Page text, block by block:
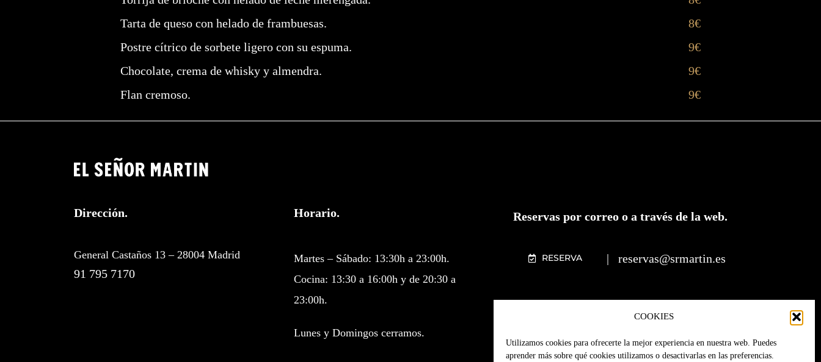
COOKIES
Utilizamos cookies para ofrecerte la mejor experiencia en nuestra web. Puedes
aprender más sobre qué cookies utilizamos o desactivarlas en las preferencias.
Tarta de queso con helado de frambuesas.
8€
Postre cítrico de sorbete ligero con su espuma.
9€
Chocolate, crema de whisky y almendra.
9€
Flan cremoso.
9€
Dirección.
General Castaños 13 – 28004 Madrid
91 795 7170
Horario.
Martes – Sábado: 13:30h a 23:00h.
Cocina: 13:30 a 16:00h y de 20:30 a
23:00h.
Lunes y Domingos cerramos.
Reservas por correo o a través de la web.
RESERVA | reservas@srmartin.es